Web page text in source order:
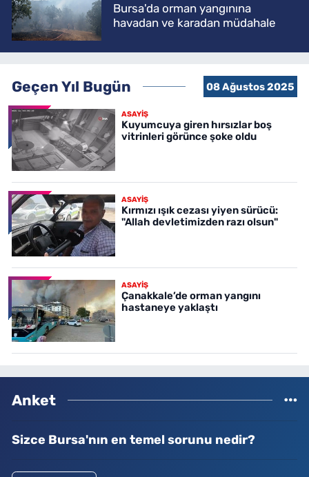
Bursa'da orman yangınına
havadan ve karadan müdahale
Geçen Yıl Bugün 08 Ağustos 2025
ASAYİŞ
Kuyumcuya giren hırsızlar boş
vitrinleri görünce şoke oldu
ASAYİŞ
Kırmızı ışık cezası yiyen sürücü:
"Allah devletimizden razı olsun"
ASAYİŞ
Çanakkale’de orman yangını
hastaneye yaklaştı
Anket
Sizce Bursa'nın en temel sorunu nedir?